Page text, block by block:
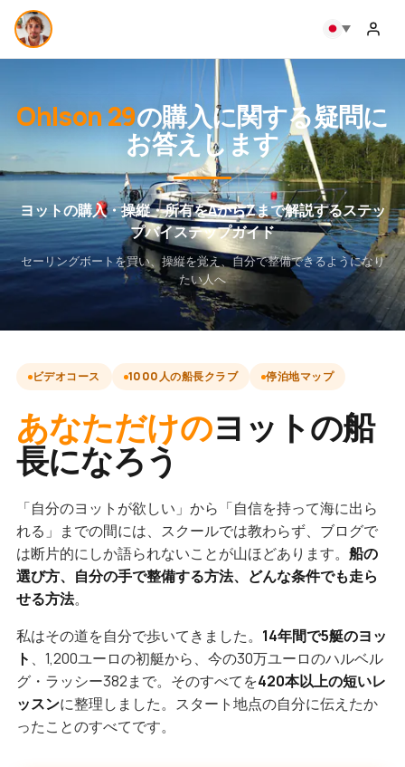
Ohlson 29の購入に関する疑問に
お答えします
ヨットの購入・操縦・所有をAからZまで解説するステッ
プバイステップガイド
セーリングボートを買い、操縦を覚え、自分で整備できるようになり
たい人へ
ビデオコース 1000人の船長クラブ 停泊地マップ
あなただけのヨットの船
長になろう
「自分のヨットが欲しい」から「自信を持って海に出ら
れる」までの間には、スクールでは教わらず、ブログで
は断片的にしか語られないことが山ほどあります。 船の
選び方、自分の手で整備する方法、どんな条件でも走ら
せる方法。
私はその道を自分で歩いてきました。 14年間で5艇のヨッ
ト 、1,200ユーロの初艇から、今の30万ユーロのハルベル
グ・ラッシー382まで。そのすべてを420本以上の短いレ
ッスンに整理しました。スタート地点の自分に伝えたか
ったことのすべてです。